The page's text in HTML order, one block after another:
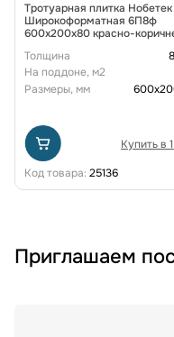
Тротуарная плитка Нобетек
Широкоформатная 6П8ф
600x200x80 красно-
Толщина
На поддоне, м2
Размеры, мм
Купить в
Код товара: 25136
Приглашаем